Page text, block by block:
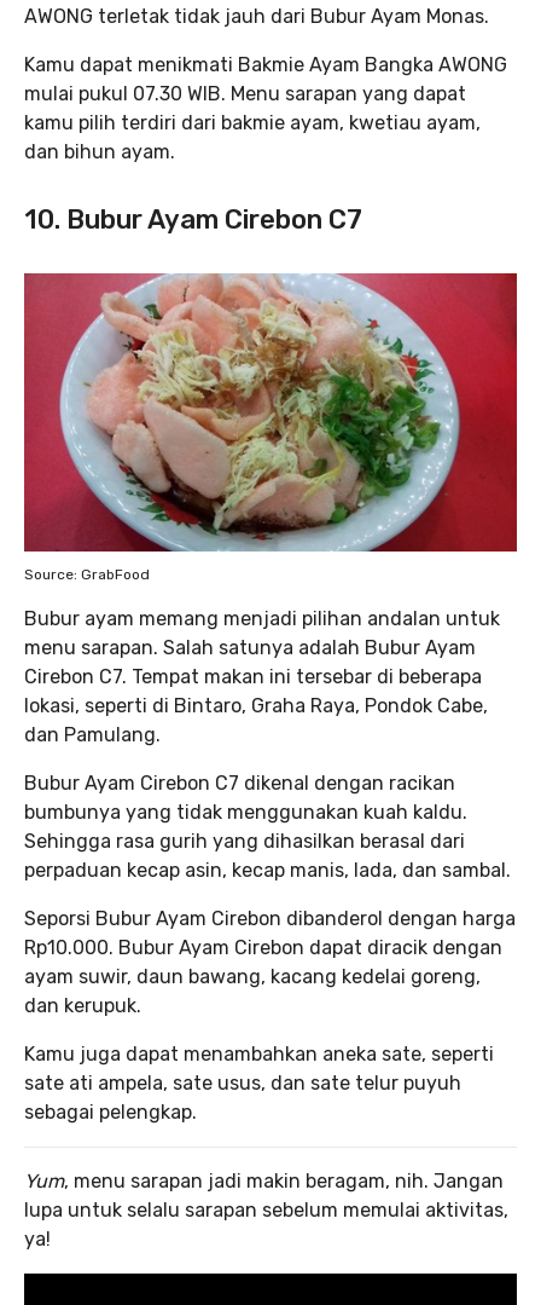
AWONG terletak tidak jauh dari Bubur Ayam Monas.
Kamu dapat menikmati Bakmie Ayam Bangka AWONG
mulai pukul 07.30 WIB. Menu sarapan yang dapat
kamu pilih terdiri dari bakmie ayam, kwetiau ayam,
dan bihun ayam.
10. Bubur Ayam Cirebon C7
Source: GrabFood
Bubur ayam memang menjadi pilihan andalan untuk
menu sarapan. Salah satunya adalah Bubur Ayam
Cirebon C7. Tempat makan ini tersebar di beberapa
lokasi, seperti di Bintaro, Graha Raya, Pondok Cabe,
dan Pamulang.
Bubur Ayam Cirebon C7 dikenal dengan racikan
bumbunya yang tidak menggunakan kuah kaldu.
Sehingga rasa gurih yang dihasilkan berasal dari
perpaduan kecap asin, kecap manis, lada, dan sambal.
Seporsi Bubur Ayam Cirebon dibanderol dengan harga
Rp10.000. Bubur Ayam Cirebon dapat diracik dengan
ayam suwir, daun bawang, kacang kedelai goreng,
dan kerupuk.
Kamu juga dapat menambahkan aneka sate, seperti
sate ati ampela, sate usus, dan sate telur puyuh
sebagai pelengkap.
Yum, menu sarapan jadi makin beragam, nih. Jangan
lupa untuk selalu sarapan sebelum memulai aktivitas,
ya!